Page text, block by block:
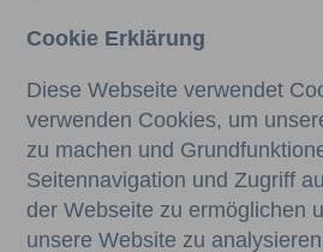
Cookie Erklärung
Diese Webseite verwendet
verwenden Cookies, um
zu machen und
Seitennavigation und Zugriff
der Webseite zu ermöglichen
unsere Website zu